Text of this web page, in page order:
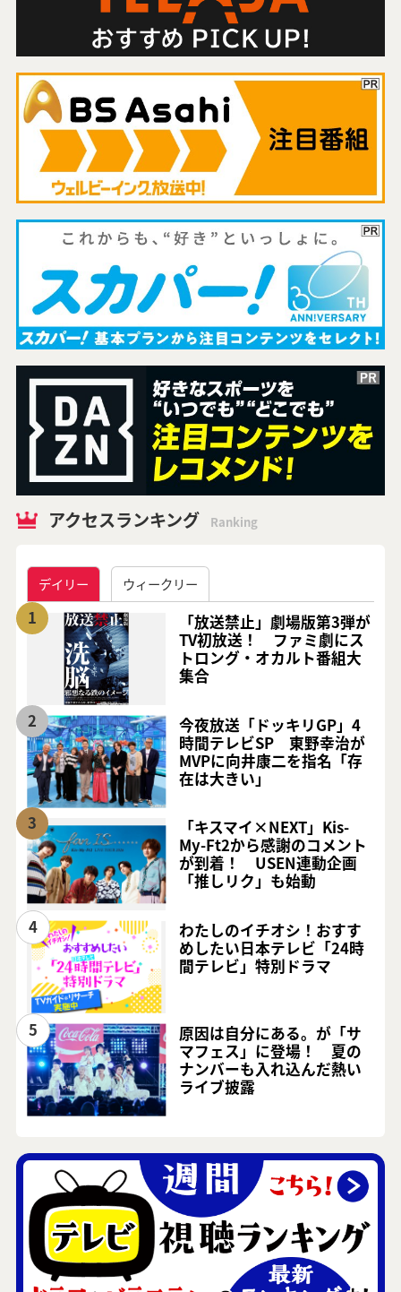
アクセスランキング Ranking
デイリー ウィークリー
1
「放送禁止」劇場版第3弾が
TV初放送！ ファミ劇にス
トロング・オカルト番組大
集合
2
今夜放送「ドッキリGP」4
時間テレビSP 東野幸治が
MVPに向井康二を指名「存
在は大きい」
3
「キスマイ×NEXT」Kis-
My-Ft2から感謝のコメント
が到着！ USEN連動企画
「推しリク」も始動
4
わたしのイチオシ！おすす
めしたい日本テレビ「24時
間テレビ」特別ドラマ
5
原因は自分にある。が「サ
マフェス」に登場！ 夏の
ナンバーも入れ込んだ熱い
ライブ披露